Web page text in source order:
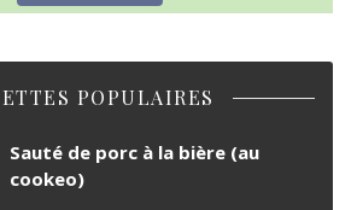
POPULAIRES
Sauté de porc à la bière (au
cookeo)